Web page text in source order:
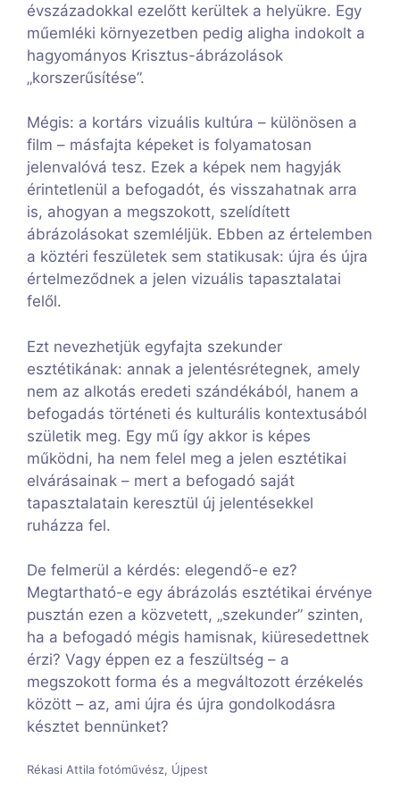
évszázadokkal ezelőtt kerültek a helyükre. Egy
műemléki környezetben pedig aligha indokolt a
hagyományos Krisztus-ábrázolások
„korszerűsítése”.
Mégis: a kortárs vizuális kultúra – különösen a
film – másfajta képeket is folyamatosan
jelenvalóvá tesz. Ezek a képek nem hagyják
érintetlenül a befogadót, és visszahatnak arra
is, ahogyan a megszokott, szelídített
ábrázolásokat szemléljük. Ebben az értelemben
a köztéri feszületek sem statikusak: újra és újra
értelmeződnek a jelen vizuális tapasztalatai
felől.
Ezt nevezhetjük egyfajta szekunder
esztétikának: annak a jelentésrétegnek, amely
nem az alkotás eredeti szándékából, hanem a
befogadás történeti és kulturális kontextusából
születik meg. Egy mű így akkor is képes
működni, ha nem felel meg a jelen esztétikai
elvárásainak – mert a befogadó saját
tapasztalatain keresztül új jelentésekkel
ruházza fel.
De felmerül a kérdés: elegendő-e ez?
Megtartható-e egy ábrázolás esztétikai érvénye
pusztán ezen a közvetett, „szekunder” szinten,
ha a befogadó mégis hamisnak, kiüresedettnek
érzi? Vagy éppen ez a feszültség – a
megszokott forma és a megváltozott érzékelés
között – az, ami újra és újra gondolkodásra
késztet bennünket?
Rékasi Attila fotóművész, Újpest